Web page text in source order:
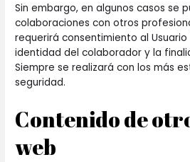
Sin embargo, en algunos casos se
colaboraciones con otros
requerirá consentimiento al
identidad del colaborador y la
Siempre se realizará con los más
seguridad.
Contenido de
web